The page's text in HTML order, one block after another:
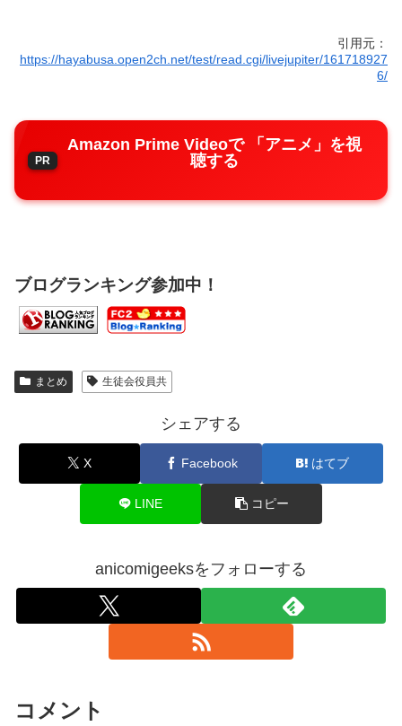
引用元：
https://hayabusa.open2ch.net/test/read.cgi/livejupiter/161718927
6/
Amazon Prime Videoで 「アニメ」を視
聴する
ブログランキング参加中！
まとめ 生徒会役員共
シェアする
X Facebook はてブ
LINE コピー
anicomigeeksをフォローする
コメント